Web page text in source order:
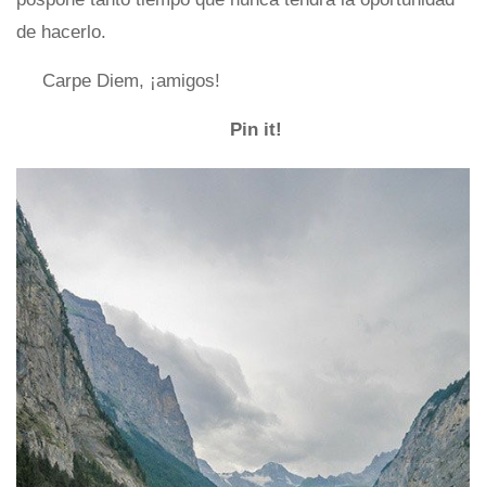
de hacerlo.
Carpe Diem, ¡amigos!
Pin it!